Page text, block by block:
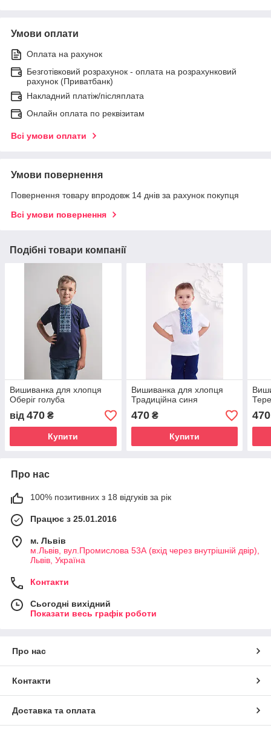
Умови оплати
Оплата на рахунок
Безготівковий розрахунок - оплата на розрахунковий
рахунок (Приватбанк)
Накладний платіж/післяплата
Онлайн оплата по реквізитам
Всі умови оплати
Умови повернення
Повернення товару впродовж 14 днів за рахунок покупця
Всі умови повернення
Подібні товари компанії
Вишиванка для хлопця
Оберіг голуба
від 470 ₴
Купити
Вишиванка для хлопця
Традиційна синя
470₴
Купити
470
Про нас
100% позитивних з 18 відгуків за рік
Працює з 25.01.2016
м. Львів
м.Львів, вул.Промислова 53А (вхід через внутрішній двір),
Львів, Україна
Контакти
Сьогодні вихідний
Показати весь графік роботи
Про нас
Контакти
Доставка та оплата